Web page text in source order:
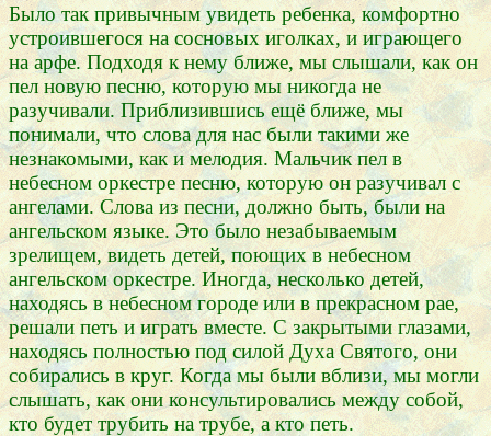
Было так привычным увидеть ребенка, комфортно
устроившегося на сосновых иголках, и играющего
на арфе. Подходя к нему ближе, мы слышали, как он
пел новую песню, которую мы никогда не
разучивали. Приблизившись ещё ближе, мы
понимали, что слова для нас были такими же
незнакомыми, как и мелодия. Мальчик пел в
небесном оркестре песню, которую он разучивал с
ангелами. Слова из песни, должно быть, были на
ангельском языке. Это было незабываемым
зрелищем, видеть детей, поющих в небесном
ангельском оркестре. Иногда, несколько детей,
находясь в небесном городе или в прекрасном рае,
решали петь и играть вместе. С закрытыми глазами,
находясь полностью под силой Духа Святого, они
собирались в круг. Когда мы были вблизи, мы могли
слышать, как они консультировались между собой,
кто будет трубить на трубе, а кто петь.